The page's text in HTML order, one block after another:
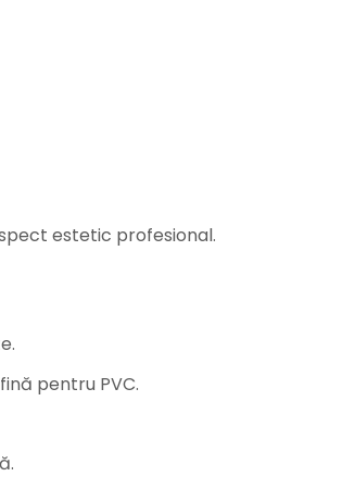
estetic profesional.
pentru PVC.